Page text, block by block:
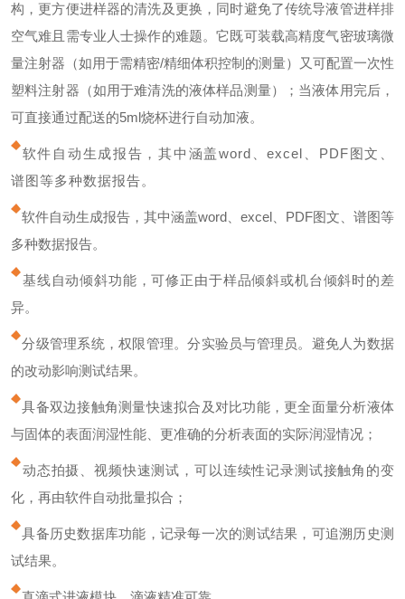
构，更方便进样器的清洗及更换，同时避免了传统导液管进样排
空气难且需专业人士操作的难题。它既可装载高精度气密玻璃微
量注射器（如用于需精密/精细体积控制的测量）又可配置一次性
塑料注射器（如用于难清洗的液体样品测量）；当液体用完后，
可直接通过配送的5ml烧杯进行自动加液。
软件自动生成报告，其中涵盖word、excel、PDF图文、
谱图等多种数据报告。
软件自动生成报告，其中涵盖word、excel、PDF图文、谱图等
多种数据报告。
基线自动倾斜功能，可修正由于样品倾斜或机台倾斜时的差
异。
分级管理系统，权限管理。分实验员与管理员。避免人为数据
的改动影响测试结果。
具备双边接触角测量快速拟合及对比功能，更全面量分析液体
与固体的表面润湿性能、更准确的分析表面的实际润湿情况；
动态拍摄、视频快速测试，可以连续性记录测试接触角的变
化，再由软件自动批量拟合；
具备历史数据库功能，记录每一次的测试结果，可追溯历史测
试结果。